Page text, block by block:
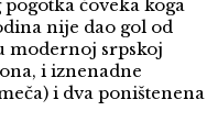
čoveka koga
nije dao gol od
modernoj srpskoj
i iznenadne
i dva poništenena